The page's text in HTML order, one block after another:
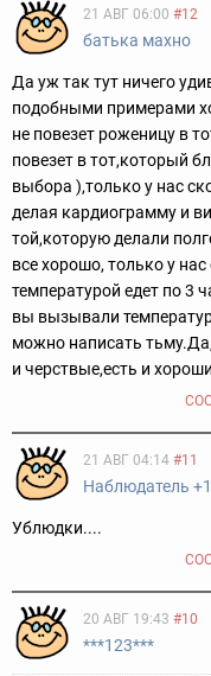
21 АВГ 06:00 #12
батька махно
Да уж так тут ничего
подобными примерами
не повезет роженицу в
повезет в тот,который
выбора ),только у нас
делая кардиограмму и
той,которую делали
все хорошо, только у
температурой едет по 3
вы вызывали
можно написать
и черствые,есть и
21 АВГ 04:14 #11
Наблюдатель +1
Ублюдки....
20 АВГ 19:43 #10
***123***